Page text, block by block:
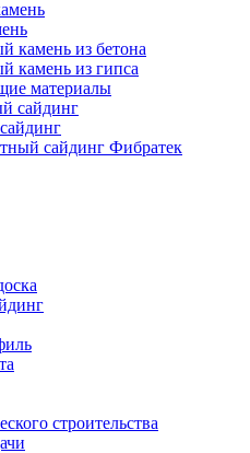
камень из бетона
камень из гипса
материалы
сайдинг Фибратек
строительства